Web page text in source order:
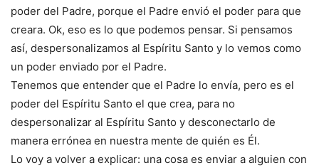
poder del Padre, porque el Padre envió el poder para que
creara. Ok, eso es lo que podemos pensar. Si pensamos
así, despersonalizamos al Espíritu Santo y lo vemos como
un poder enviado por el Padre.
Tenemos que entender que el Padre lo envía, pero es el
poder del Espíritu Santo el que crea, para no
despersonalizar al Espíritu Santo y desconectarlo de
manera errónea en nuestra mente de quién es Él.
Lo voy a volver a explicar: una cosa es enviar a alguien con